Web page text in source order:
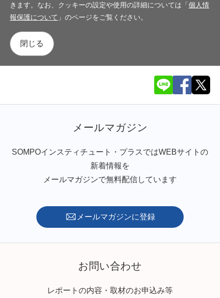
きます。なお、クッキーの設定や使用の詳細については「個人情
報保護について 」のページをご覧ください。
閉じる
メールマガジン
SOMPOインスティチュート・プラスではWEBサイトの
新着情報を
メールマガジンで無料配信しています
メールマガジンに登録
お問い合わせ
レポートの内容・取材のお申込み等